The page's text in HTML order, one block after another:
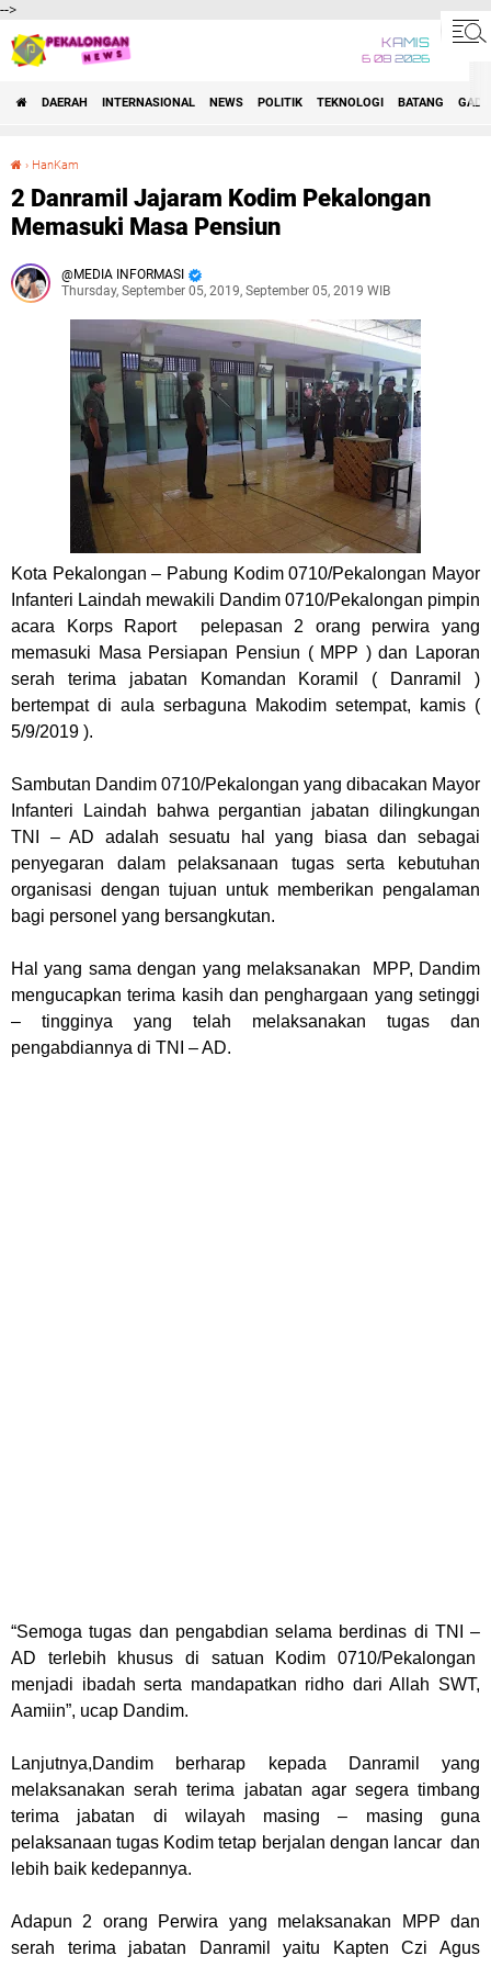
-->
KAMIS
6 08 2026
DAERAH INTERNASIONAL NEWS POLITIK TEKNOLOGI BATANG
› HanKam
2 Danramil Jajaram Kodim Pekalongan
Memasuki Masa Pensiun
MEDIA INFORMASI
Thursday, September 05, 2019, September 05, 2019 WIB
Kota Pekalongan – Pabung Kodim 0710/Pekalongan Mayor
Infanteri Laindah mewakili Dandim 0710/Pekalongan pimpin
acara Korps Raport pelepasan 2 orang perwira yang
memasuki Masa Persiapan Pensiun ( MPP ) dan Laporan
serah terima jabatan Komandan Koramil ( Danramil )
bertempat di aula serbaguna Makodim setempat, kamis (
5/9/2019 ).
Sambutan Dandim 0710/Pekalongan yang dibacakan Mayor
Infanteri Laindah bahwa pergantian jabatan dilingkungan
TNI – AD adalah sesuatu hal yang biasa dan sebagai
penyegaran dalam pelaksanaan tugas serta kebutuhan
organisasi dengan tujuan untuk memberikan pengalaman
bagi personel yang bersangkutan.
Hal yang sama dengan yang melaksanakan MPP, Dandim
mengucapkan terima kasih dan penghargaan yang setinggi
– tingginya yang telah melaksanakan tugas dan
pengabdiannya di TNI – AD.
“Semoga tugas dan pengabdian selama berdinas di TNI –
AD terlebih khusus di satuan Kodim 0710/Pekalongan
menjadi ibadah serta mandapatkan ridho dari Allah SWT,
Aamiin”, ucap Dandim.
Lanjutnya,Dandim berharap kepada Danramil yang
melaksanakan serah terima jabatan agar segera timbang
terima jabatan di wilayah masing – masing guna
pelaksanaan tugas Kodim tetap berjalan dengan lancar dan
lebih baik kedepannya.
Adapun 2 orang Perwira yang melaksanakan MPP dan
serah terima jabatan Danramil yaitu Kapten Czi Agus